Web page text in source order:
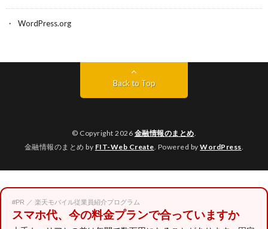
WordPress.org
Back to Top
© Copyright 2026 金融情報のまとめ
金融情報のまとめ by FIT-Web Create . Powered byWordPress
#PR ／ 楽天モバイル従業員紹介プログラム
スマホ代、今の料金プランで合っていますか